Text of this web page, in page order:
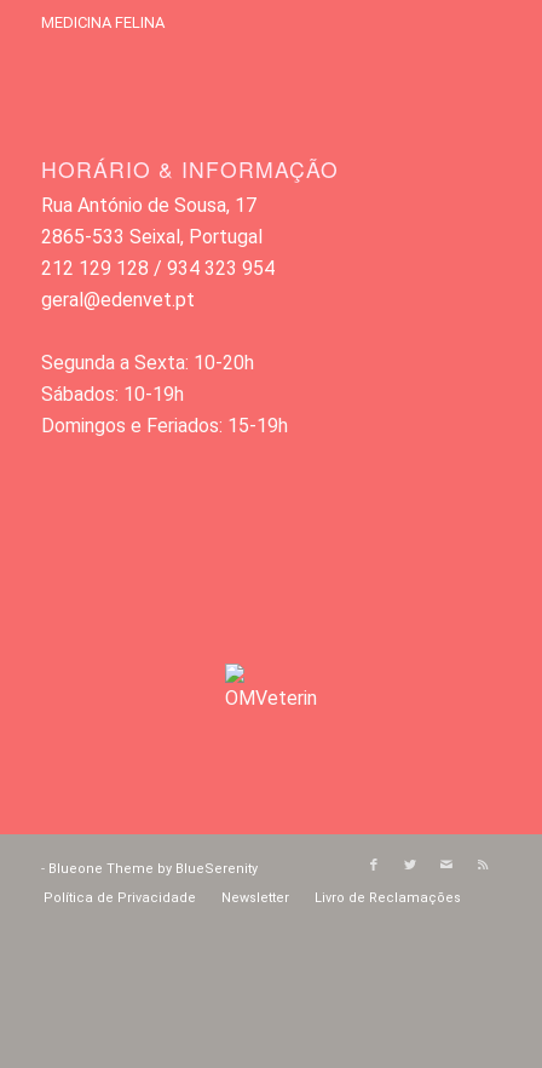
MEDICINA FELINA
HORÁRIO & INFORMAÇÃO
Rua António de Sousa, 17
2865-533 Seixal, Portugal
212 129 128 / 934 323 954
geral@edenvet.pt
Segunda a Sexta: 10-20h
Sábados: 10-19h
Domingos e Feriados: 15-19h
- Blueone Theme by BlueSerenity
Política de Privacidade
Newsletter Livro de Reclamações